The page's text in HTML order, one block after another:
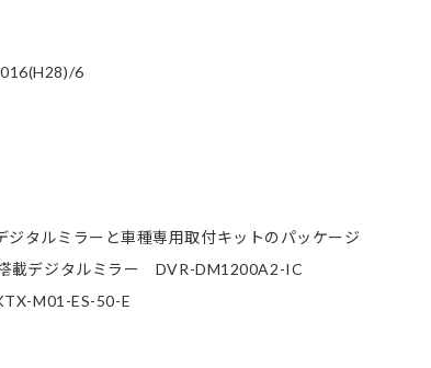
6
タルミラーと車種専用取付キットのパッケージ
載デジタルミラー DVR-DM1200A2-IC
M01-ES-50-E